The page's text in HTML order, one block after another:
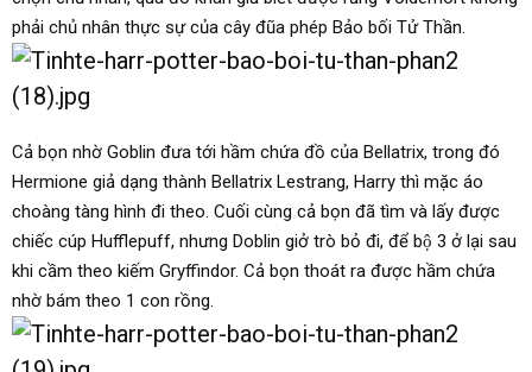
phải chủ nhân thực sự của cây đũa phép Bảo bối Tử Thần.
Cả bọn nhờ Goblin đưa tới hầm chứa đồ của Bellatrix, trong đó
Hermione giả dạng thành Bellatrix Lestrang, Harry thì mặc áo
choàng tàng hình đi theo. Cuối cùng cả bọn đã tìm và lấy được
chiếc cúp Hufflepuff, nhưng Doblin giở trò bỏ đi, để bộ 3 ở lại sau
khi cầm theo kiếm Gryffindor. Cả bọn thoát ra được hầm chứa
nhờ bám theo 1 con rồng.